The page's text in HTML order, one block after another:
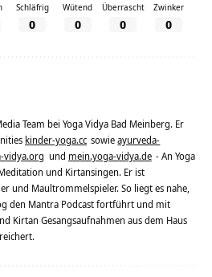
Schläfrig
0
Wütend
0
Überrascht
0
Zwinker
0
Team bei Yoga Vidya Bad Meinberg. Er
kinder-yoga.cc sowieayurveda-
vidya.org und mein.yoga-vidya.de - An Yoga
und Kirtansingen. Er ist
und Maultrommelspieler. So liegt es nahe,
den Mantra Podcast fortführt und mit
Kirtan Gesangsaufnahmen aus dem Haus